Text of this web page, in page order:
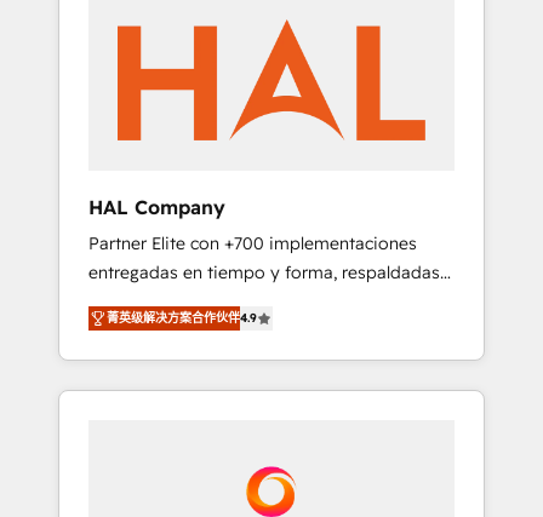
implementation, web design, sales &
marketing automation, and digital marketing.
With extensive experience working with tech
companies and manufacturers since 2002,
we are committed to empowering our clients
implementation and seamless integration of
the CRM platform into your digital
ecosystem. Would you like support in
deploying your inbound marketing strategy?
We'll provide support tailored to your needs
and sales objectives. With 125+ certifications,
we are part of the most certified Canadian
coast), our services are offered in both
HAL Company
Partner Elite con +700 implementaciones
entregadas en tiempo y forma, respaldadas
por 6 acreditaciones de HubSpot y un
equipo de 6 Certified Trainers avalados por
HubSpot Academy. Acompañamos a las
empresas en cada etapa de su crecimiento
Nos caracterizamos por combinar excelencia
técnica con una mirada estratégica a largo
菁英级解决方案合作伙伴4.9